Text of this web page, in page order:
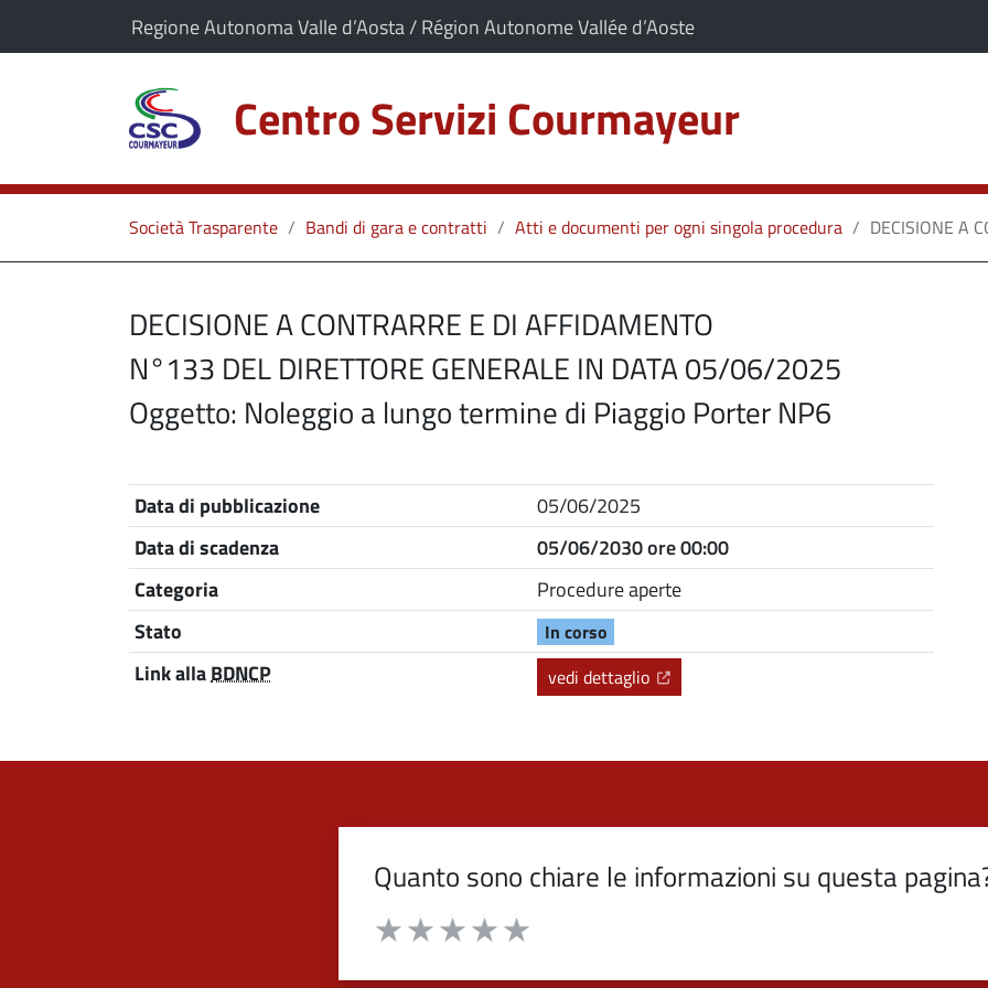
vai al contenuto
vai al menu principaleIl comune di Centro Servizi Courmayeur appartiene a:
Regione Autonoma Valle d’Aosta / Région Autonome Vallée d’Aoste(Apre il link in una nuova scheda)
Centro Servizi Courmayeur
Società Trasparente Bandi di gara e contratti Atti e documenti per ogni singola procedura DECISIONE A
DECISIONE A CONTRARRE E DI AFFIDAMENTO
N°133 DEL DIRETTORE GENERALE IN DATA 05/06/2025
Oggetto: Noleggio a lungo termine di Piaggio Porter NP6
Nome Descrizione
Data di pubblicazione
05/06/2025
Data di scadenza
05/06/2030 ore 00:00
Categoria
Procedure aperte
Stato
In corso
Link allaBDNCP vedi dettaglio (Apre il link in una nuova scheda)
Quanto sono chiare le informazioni su questa
Valuta da 1 a 5 stelle la pagina